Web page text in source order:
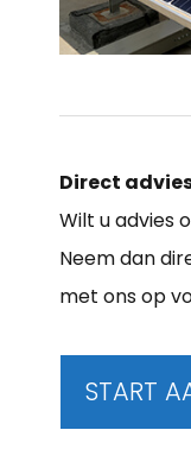
Direct
Wilt u advies
Neem dan
met ons op
START